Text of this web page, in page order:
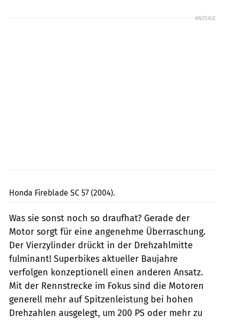
ANZEIGE
Honda Fireblade SC 57 (2004).
Was sie sonst noch so draufhat? Gerade der
Motor sorgt für eine angenehme Überraschung.
Der Vierzylinder drückt in der Drehzahlmitte
fulminant! Superbikes aktueller Baujahre
verfolgen konzeptionell einen anderen Ansatz.
Mit der Rennstrecke im Fokus sind die Motoren
generell mehr auf Spitzenleistung bei hohen
Drehzahlen ausgelegt, um 200 PS oder mehr zu